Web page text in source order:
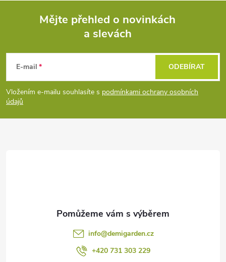
p
a
Mějte přehled o novinkách
a slevách
E-mail
Vložením e-mailu souhlasíte s podmínkami ochrany osobních
údajů
ODEBÍRAT
info@demigarden.cz
+420 731 303 229